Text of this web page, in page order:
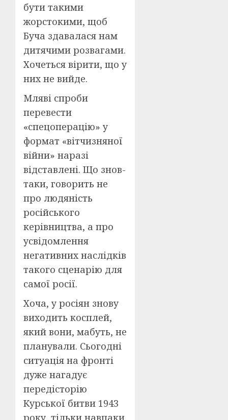
бути такими
жорстокими, щоб
Буча здавалася нам
дитячими розвагами.
Хочеться вірити, що у
них не вийде.
Мляві спроби
перевести
«спецоперацію» у
формат «вітчизняної
війни» наразі
відставлені. Що знов-
таки, говорить не
про людяність
російського
керівництва, а про
усвідомлення
негативних наслідків
такого сценарію для
самої росії.
Хоча, у росіян знову
виходить косплей,
який вони, мабуть, не
планували. Сьогодні
ситуація на фронті
дуже нагадує
передісторію
Курської битви 1943